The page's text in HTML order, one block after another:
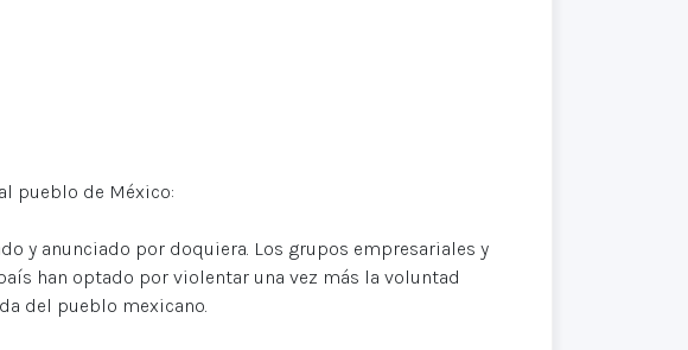
pueblo de México:
y anunciado por doquiera. Los grupos empresariales y
han optado por violentar una vez más la voluntad
del pueblo mexicano.